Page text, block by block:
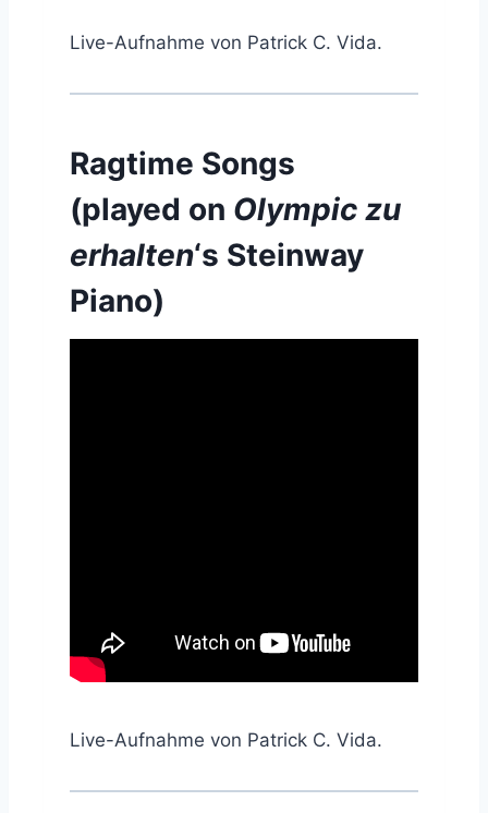
Live-Aufnahme von Patrick C. Vida.
Ragtime Songs
(played on Olympic zu
erhalten‘s Steinway
Piano)
Live-Aufnahme von Patrick C. Vida.